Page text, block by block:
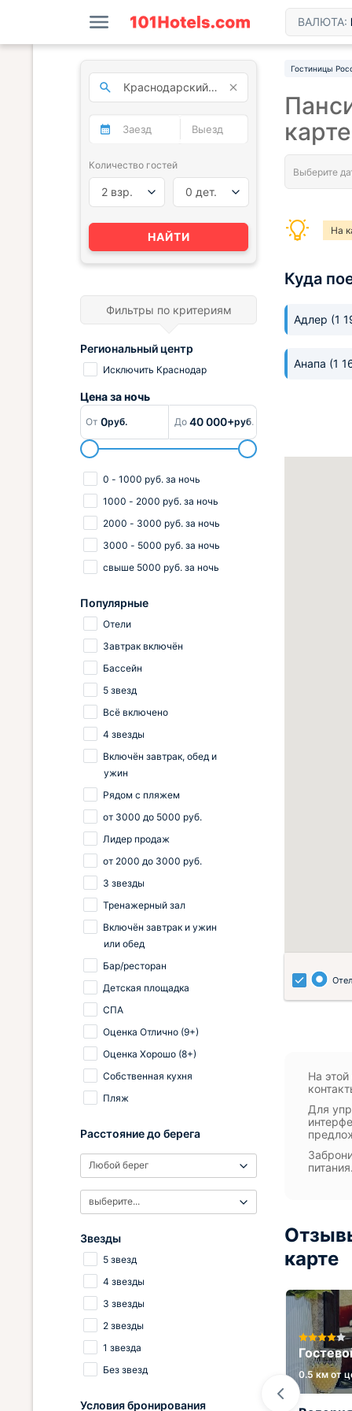
ВАЛЮТА:
Гостиницы
карте
На
Куда
Адлер (1
Анапа (1
На
Для
питания.
карте
Гостевой дом Калараш 17а
0.5 км от центра 0.5 км от
Количество гостей
2 взр. 0 дет.
НАЙТИ
Фильтры по критериям
Региональный центр
Исключить Краснодар
Цена заночь
От 0руб. До 40 000+руб.
0 - 1000 руб. за ночь
1000 - 2000 руб. за ночь
2000 - 3000 руб. за ночь
3000 - 5000 руб. за ночь
свыше 5000 руб. за ночь
Популярные
Отели
Завтрак включён
Бассейн
5 звезд
Всё включено
4 звезды
Включён завтрак, обед и
ужин
Рядом с пляжем
от 3000 до 5000 руб.
Лидер продаж
от 2000 до 3000 руб.
3 звезды
Тренажерный зал
Включён завтрак и ужин
или обед
Бар/ресторан
Детская площадка
СПА
Оценка Отлично (9+)
Оценка Хорошо (8+)
Собственная кухня
Пляж
Расстояние до берега
Любой берег
выберите...
Звезды
5 звезд
4 звезды
3 звезды
2 звезды
1 звезда
Без звезд
Условия бронирования